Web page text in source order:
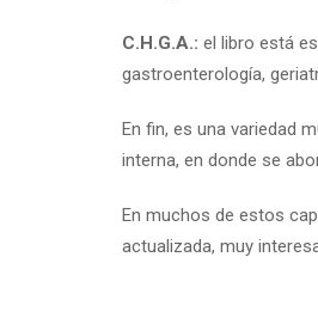
C.H.G.A.: el libro está
gastroenterología,
En fin, es una variedad
interna, en donde se
En muchos de estos
actualizada, muy